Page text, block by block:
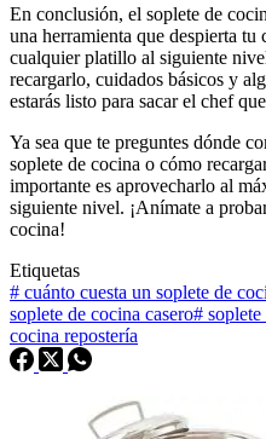
En conclusión, el soplete de
una herramienta que despierta
cualquier platillo al siguiente
recargarlo, cuidados básicos y
estarás listo para sacar el chef
Ya sea que te preguntes dónde
soplete de cocina o cómo
importante es aprovecharlo al
siguiente nivel. ¡Anímate a
cocina!
Etiquetas
# cuánto cuesta un soplete de
soplete de cocina casero#
cocina repostería